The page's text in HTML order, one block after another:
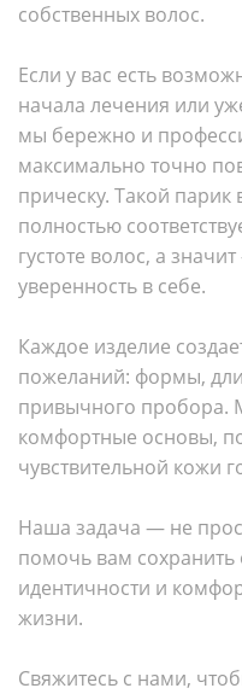
собственных волос.
Если у вас есть
начала лечения или
мы бережно и
максимально точно
прическу. Такой парик
полностью
густоте волос, а
уверенность в себе.
Каждое изделие
пожеланий: формы,
привычного пробора.
комфортные основы,
чувствительной кожи
Наша задача — не
помочь вам
идентичности и
жизни.
Свяжитесь с нами,